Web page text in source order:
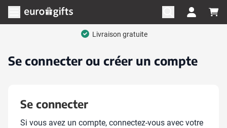
Aller au contenu
Ouvrir le menu
Livraison gratuite
Se connecter ou créer un compte
Se connecter
Si vous avez un compte, connectez-vous avec votre